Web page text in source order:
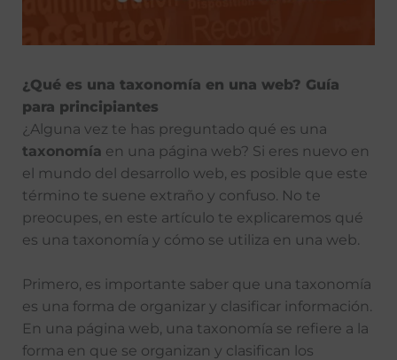
¿Qué es una taxonomía en una web? Guía
para principiantes
¿Alguna vez te has preguntado qué es una
taxonomía en una página web? Si eres nuevo en
el mundo del desarrollo web, es posible que este
término te suene extraño y confuso. No te
preocupes, en este artículo te explicaremos qué
es una taxonomía y cómo se utiliza en una web.
Primero, es importante saber que una taxonomía
es una forma de organizar y clasificar información.
En una página web, una taxonomía se refiere a la
forma en que se organizan y clasifican los